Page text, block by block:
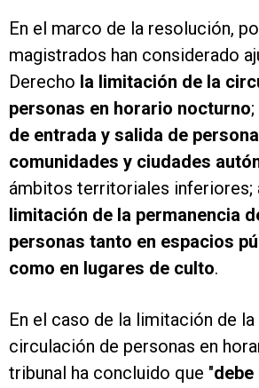
En el marco de la resolución,
magistrados han considerado
Derecho la limitación de la
personas en horario nocturno;
de entrada y salida de
comunidades y ciudades
ámbitos territoriales inferiores;
limitación de la permanencia
personas tanto en espacios
como en lugares de culto.
En el caso de la limitación de
circulación de personas en
tribunal ha concluido que "